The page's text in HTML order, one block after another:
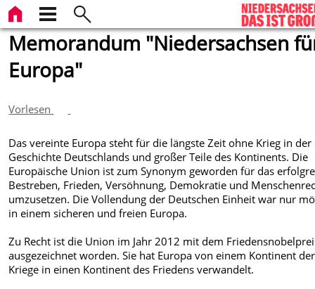
Memorandum "Niedersachsen
Europa"
Vorlesen
Das vereinte Europa steht für die längste Zeit ohne Krieg in der
Geschichte Deutschlands und großer Teile des Kontinents. Die
Europäische Union ist zum Synonym geworden für das
Bestreben, Frieden, Versöhnung, Demokratie und
umzusetzen. Die Vollendung der Deutschen Einheit war nur
in einem sicheren und freien Europa.
Zu Recht ist die Union im Jahr 2012 mit dem
ausgezeichnet worden. Sie hat Europa von einem Kontinent der
Kriege in einen Kontinent des Friedens verwandelt.